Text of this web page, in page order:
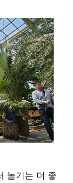
놀기는 더 좋